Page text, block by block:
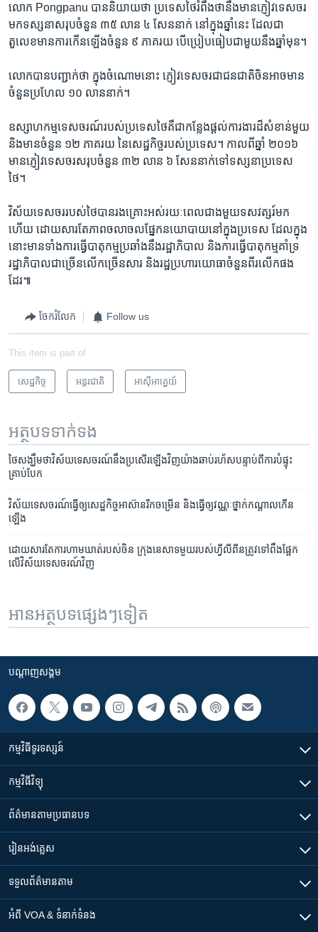
លោក Pongpanu បាន​និយាយ​ថា ប្រទេស​ថៃ​រំពឹង​ថា​នឹង​មាន​ភ្ញៀវ​ទេសចរ​
មក​ទស្សនា​សរុប​ចំនួន ៣៥ លាន ៤ សែន​នាក់ នៅ​ក្នុង​ឆ្នាំ​នេះ ដែល​ជា​
តួលេខ​មាន​ការ​កើន​ឡើង​ចំនួន ៩ ភាគរយ បើ​ប្រៀបធៀប​ជាមួយ​នឹង​ឆ្នាំ​មុន។
លោក​បាន​បញ្ជាក់​ថា ក្នុង​ចំណោម​នោះ ភ្ញៀវ​ទេសចរ​ជា​ជនជាតិ​ចិន​អាច​មាន​
ចំនួន​ប្រហែល ១០ លាន​នាក់។
ឧស្សាហកម្ម​ទេសចរណ៍​របស់​ប្រទេស​ថៃ​គឺ​ជា​កន្លែង​ផ្ដល់​ការងារ​ដ៏​សំខាន់​មួយ
និង​មាន​ចំនួន ១២ ភាគរយ នៃ​សេដ្ឋកិច្ច​របស់​ប្រទេស។ កាល​ពី​ឆ្នាំ ២០១៦
មាន​ភ្ញៀវ​ទេសចរ​សរុប​ចំនួន ៣២ លាន ៦ សែន​នាក់​ទៅ​ទស្សនា​ប្រទេស​
ថៃ។
វិស័យ​ទេសចរ​របស់​ថៃ​បាន​រងគ្រោះ​អស់​រយៈពេល​ជាង​មួយ​ទសវត្សរ៍​មក​
ហើយ ដោយសារតែ​ភាព​ចលាចល​ផ្នែក​នយោបាយ​នៅ​ក្នុង​ប្រទេស ដែល​ក្នុង​
នោះ​មាន​ទាំង​ការ​ធ្វើ​បាតុកម្ម​ប្រឆាំង​នឹង​រដ្ឋាភិបាល និង​ការ​ធ្វើ​បាតុកម្ម​គាំទ្រ​
រដ្ឋាភិបាល​ជា​ច្រើន​លើក​ច្រើន​សារ និង​រដ្ឋប្រហារ​យោធា​ចំនួន​ពីរ​លើក​ផង​
ដែរ៕
ចែករំលែក Follow us
This item is part of
សេដ្ឋកិច្ច អន្តរជាតិ អាស៊ី​អាគ្នេយ៍
អត្ថបទ​ទាក់ទង
​ថៃ​សង្ឃឹម​ថា​វិស័យ​ទេសចរណ៍​នឹង​ប្រសើរ​ឡើង​វិញ​យ៉ាង​ឆាប់​រហ័ស​បន្ទាប់​ពី​ការ​បំផ្ទុះ​
គ្រាប់​បែក
​វិស័យ​ទេសចរណ៍​ធ្វើ​ឲ្យ​សេដ្ឋកិច្ច​អាស៊ាន​រីក​ចម្រើន និង​ធ្វើ​ឲ្យ​វណ្ណៈ​ថ្នាក់​កណ្តាល​កើន​
ឡើង
ដោយសារ​តែ​ការ​ហាមឃាត់​របស់​ចិន ក្រុង​នេសាទ​មួយ​របស់​ហ្វីលីពីន​ត្រូវ​ទៅ​ពឹង​ផ្អែក​
លើ​វិស័យ​ទេសចរណ៍​វិញ
អានអត្ថបទផ្សេងៗទៀត
បណ្តាញ​សង្គម
កម្មវិធី​ទូរទស្សន៍
កម្មវិធី​វិទ្យុ
ព័ត៌មាន​តាមប្រធានបទ​
រៀន​​អង់គ្លេស
ទទួល​ព័ត៌មាន​តាម
អំពី​ VOA & ទំនាក់ទំនង